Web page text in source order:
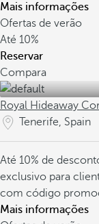
Mais informações
Ofertas de verão
Até 10%
Reservar
Compara
Royal Hideaway
Tenerife, Spain
Até 10% de
exclusivo para
com código
Mais informações